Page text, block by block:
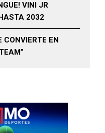
VINI JR
2032
CONVIERTE EN